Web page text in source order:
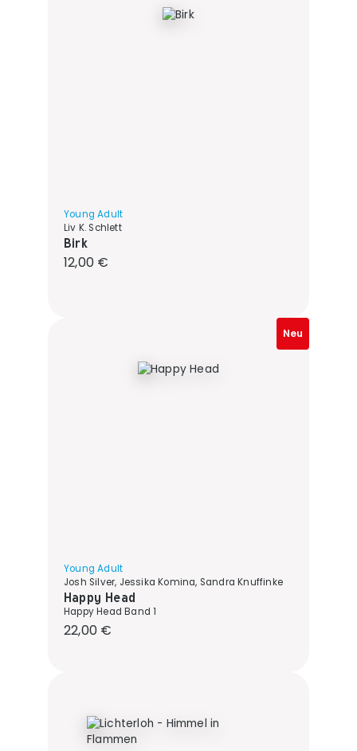
Young Adult
Liv K. Schlett
Birk
Regulärer Preis:
12,00 €
Neu
Young Adult
Josh Silver, Jessika Komina, Sandra Knuffinke
Happy Head
Happy Head Band 1
Regulärer Preis:
22,00 €